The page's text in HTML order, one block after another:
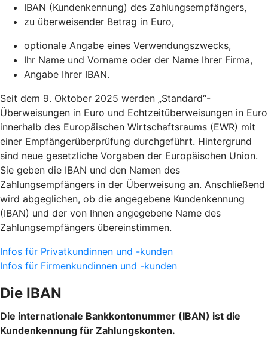
IBAN (Kundenkennung) des Zahlungsempfängers,
zu überweisender Betrag in Euro,
optionale Angabe eines Verwendungszwecks,
Ihr Name und Vorname oder der Name Ihrer Firma,
Angabe Ihrer IBAN.
Seit dem 9. Oktober 2025 werden „Standard“-
Überweisungen in Euro und Echtzeitüberweisungen in Euro
innerhalb des Europäischen Wirtschaftsraums (EWR) mit
einer Empfängerüberprüfung durchgeführt. Hintergrund
sind neue gesetzliche Vorgaben der Europäischen Union.
Sie geben die IBAN und den Namen des
Zahlungsempfängers in der Überweisung an. Anschließend
wird abgeglichen, ob die angegebene Kundenkennung
(IBAN) und der von Ihnen angegebene Name des
Zahlungsempfängers übereinstimmen.
Infos für Privatkundinnen und -kunden
Infos für Firmenkundinnen und -kunden
Die IBAN
Die internationale Bankkontonummer (IBAN) ist die
Kundenkennung für Zahlungskonten.